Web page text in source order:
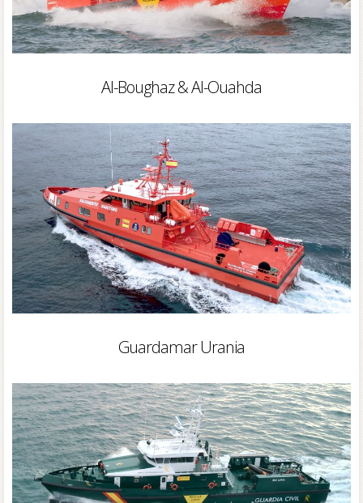
Al-Boughaz & Al-Ouahda
Guardamar Urania